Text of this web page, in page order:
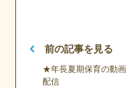
前の記事を見る
★年長夏期保育の動画
配信